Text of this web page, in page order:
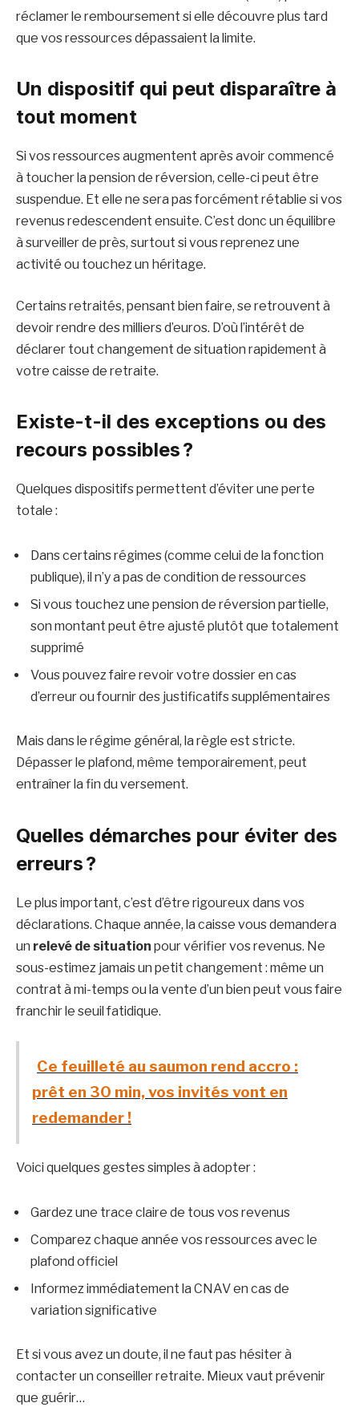
réclamer le remboursement si elle découvre plus tard
que vos ressources dépassaient la limite.
Un dispositif qui peut disparaître à
tout moment
Si vos ressources augmentent après avoir commencé
à toucher la pension de réversion, celle-ci peut être
suspendue. Et elle ne sera pas forcément rétablie si vos
revenus redescendent ensuite. C’est donc un équilibre
à surveiller de près, surtout si vous reprenez une
activité ou touchez un héritage.
Certains retraités, pensant bien faire, se retrouvent à
devoir rendre des milliers d’euros. D’où l’intérêt de
déclarer tout changement de situation rapidement à
votre caisse de retraite.
Existe-t-il des exceptions ou des
recours possibles ?
Quelques dispositifs permettent d’éviter une perte
totale :
Dans certains régimes (comme celui de la fonction
publique), il n’y a pas de condition de ressources
Si vous touchez une pension de réversion partielle,
son montant peut être ajusté plutôt que totalement
supprimé
Vous pouvez faire revoir votre dossier en cas
d’erreur ou fournir des justificatifs supplémentaires
Mais dans le régime général, la règle est stricte.
Dépasser le plafond, même temporairement, peut
entraîner la fin du versement.
Quelles démarches pour éviter des
erreurs ?
Le plus important, c’est d’être rigoureux dans vos
déclarations. Chaque année, la caisse vous demandera
un relevé de situation pour vérifier vos revenus. Ne
sous-estimez jamais un petit changement : même un
contrat à mi-temps ou la vente d’un bien peut vous faire
franchir le seuil fatidique.
Ce feuilleté au saumon rend accro :
prêt en 30 min, vos invités vont en
redemander !
Voici quelques gestes simples à adopter :
Gardez une trace claire de tous vos revenus
Comparez chaque année vos ressources avec le
plafond officiel
Informez immédiatement la CNAV en cas de
variation significative
Et si vous avez un doute, il ne faut pas hésiter à
contacter un conseiller retraite. Mieux vaut prévenir
que guérir…